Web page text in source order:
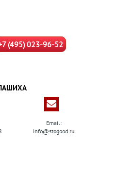
(495) 023-96-52
Email:
info@stogood.ru